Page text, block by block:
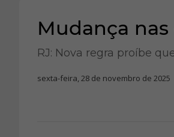
Mudança
RJ: Nova regra proíbe
sexta-feira, 28 de novembro de 2025